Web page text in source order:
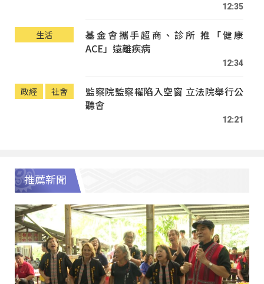
12:35
生活
基金會攜手超商、診所 推「健康
ACE」遠離疾病
12:34
政經 社會
監察院監察權陷入空窗 立法院舉行公
聽會
12:21
推薦新聞